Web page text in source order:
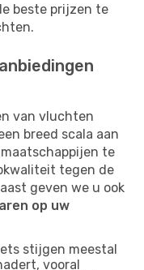
beste prijzen te
van vluchten
breed scala aan
te
tegen de
geven we u ook
op uw
stijgen meestal
vooral